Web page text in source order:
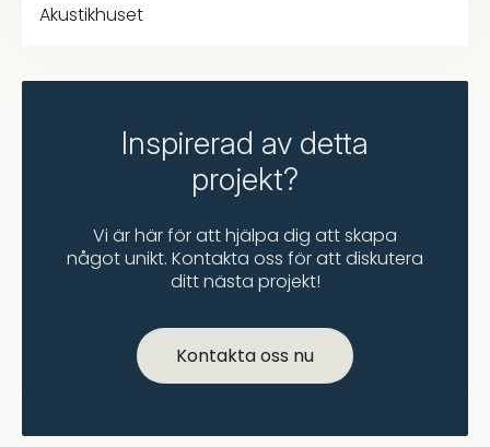
Akustikhuset
Inspirerad av detta
projekt?
Vi är här för att hjälpa dig att skapa
något unikt. Kontakta oss för att diskutera
ditt nästa projekt!
Kontakta oss nu